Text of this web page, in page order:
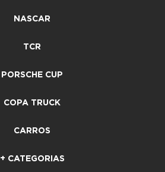
NASCAR
TCR
PORSCHE CUP
COPA TRUCK
CARROS
+ CATEGORIAS